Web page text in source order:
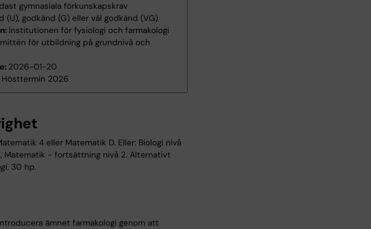
gymnasiala förkunskapskrav
(U), godkänd (G) eller väl godkänd (VG)
Institutionen för fysiologi och farmakologi
för utbildning på grundnivå och
2026-01-20
Hösttermin 2026
4 eller Matematik D. Eller: Biologi nivå
Matematik - fortsättning nivå 2. Alternativt
, 30 hp.
ämnet farmakologi genom att